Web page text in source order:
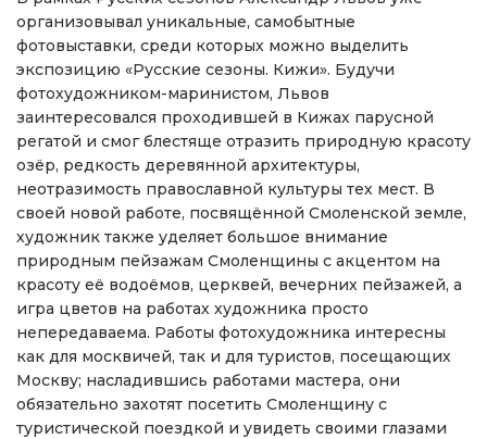
организовывал уникальные, самобытные
фотовыставки, среди которых можно выделить
экспозицию «Русские сезоны. Кижи». Будучи
фотохудожником-маринистом, Львов
заинтересовался проходившей в Кижах парусной
регатой и смог блестяще отразить природную красоту
озёр, редкость деревянной архитектуры,
неотразимость православной культуры тех мест. В
своей новой работе, посвящённой Смоленской земле,
художник также уделяет большое внимание
природным пейзажам Смоленщины с акцентом на
красоту её водоёмов, церквей, вечерних пейзажей, а
игра цветов на работах художника просто
непередаваема. Работы фотохудожника интересны
как для москвичей, так и для туристов, посещающих
Москву; насладившись работами мастера, они
обязательно захотят посетить Смоленщину с
туристической поездкой и увидеть своими глазами